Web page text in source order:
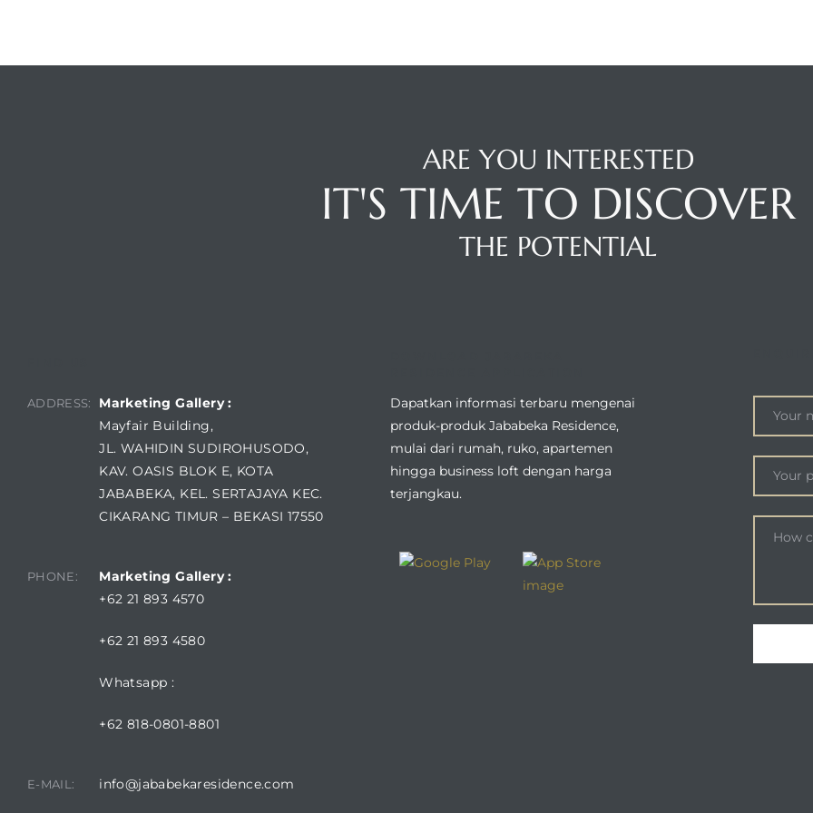
ARE YOU INTERESTED
IT'S TIME TO DISCOVER
THE POTENTIAL
ADDRESS:
Marketing Gallery :
Mayfair Building,
JL. WAHIDIN SUDIROHUSODO,
KAV. OASIS BLOK E, KOTA
JABABEKA, KEL. SERTAJAYA KEC.
CIKARANG TIMUR – BEKASI 17550
PHONE:
Marketing Gallery :
+62 21 893 4570
+62 21 893 4580
Whatsapp :
+62 818-0801-8801
E-MAIL: info@jababekaresidence.com
Dapatkan informasi terbaru mengenai
produk-produk Jababeka Residence,
mulai dari rumah, ruko, apartemen
hingga business loft dengan harga
terjangkau.